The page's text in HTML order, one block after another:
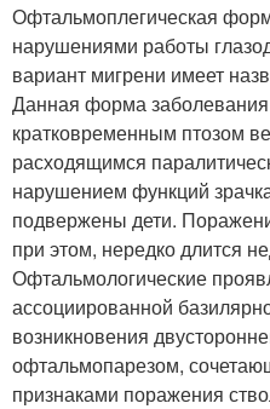
Офтальмоплегическая
нарушениями работы
вариант мигрени имеет
Данная форма
кратковременным птозом
расходящимся
нарушением функций
подвержены дети.
при этом, нередко длится
Офтальмологические
ассоциированной
возникновения
офтальмопарезом,
признаками поражения